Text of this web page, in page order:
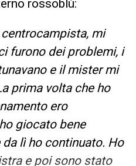
rossoblù:
centrocampista, mi
furono dei problemi, i
e il mister mi
prima volta che ho
ero
giocato bene
lì ho continuato. Ho
e poi sono stato